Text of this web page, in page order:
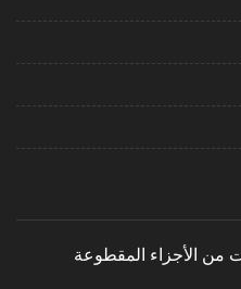
من الأجزاء المقطوعة